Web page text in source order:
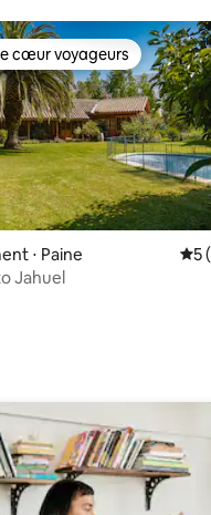
base de 272
cœur voyageurs les plus
cœur voyageurs
⋅ Paine
5
Jahuel